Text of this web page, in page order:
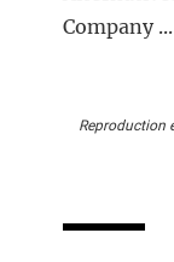
Company ...
Reproduction